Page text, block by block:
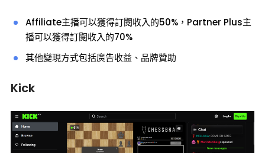
Affiliate主播可以獲得訂閱收入的50%，Partner Plus主
播可以獲得訂閱收入的70%
其他變現方式包括廣告收益、品牌贊助
Kick